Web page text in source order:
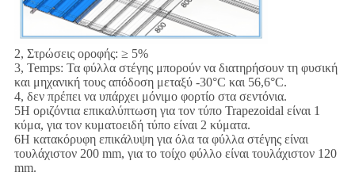
2, Στρώσεις οροφής: ≥ 5%
3, Temps: Τα φύλλα στέγης μπορούν να διατηρήσουν τη φυσική
και μηχανική τους απόδοση μεταξύ -30°C και 56,6°C.
4, δεν πρέπει να υπάρχει μόνιμο φορτίο στα σεντόνια.
5Η οριζόντια επικαλύπτωση για τον τύπο Trapezoidal είναι 1
κύμα, για τον κυματοειδή τύπο είναι 2 κύματα.
6Η κατακόρυφη επικάλυψη για όλα τα φύλλα στέγης είναι
τουλάχιστον 200 mm, για το τοίχο φύλλο είναι τουλάχιστον 120
mm.